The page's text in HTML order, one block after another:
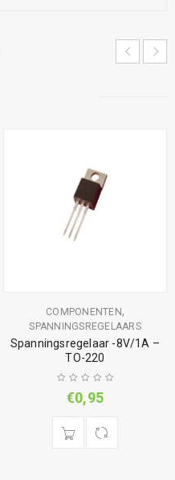
COMPONENTEN,
SPANNINGSREGELAARS
Spanningsregelaar -8V/1A –
TO-220
€0,95